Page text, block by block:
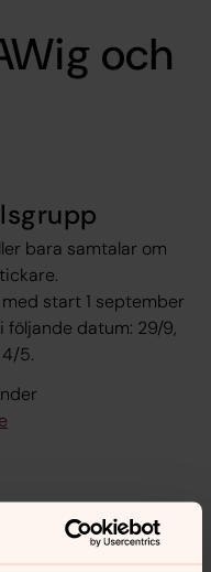
och
bara samtalar om
start 1 september
följande datum: 29/9,
4/5.
sidans